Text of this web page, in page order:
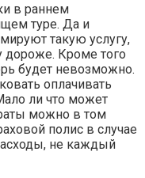
в раннем
туре. Да и
такую услугу,
дороже. Кроме того
будет невозможно.
оплачивать
ли что может
можно в том
полис в случае
не каждый